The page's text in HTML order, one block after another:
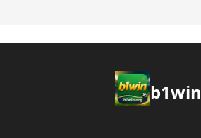
b1win